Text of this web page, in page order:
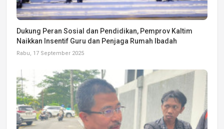
Dukung Peran Sosial dan Pendidikan, Pemprov Kaltim
Naikkan Insentif Guru dan Penjaga Rumah Ibadah
Rabu, 17 September 2025